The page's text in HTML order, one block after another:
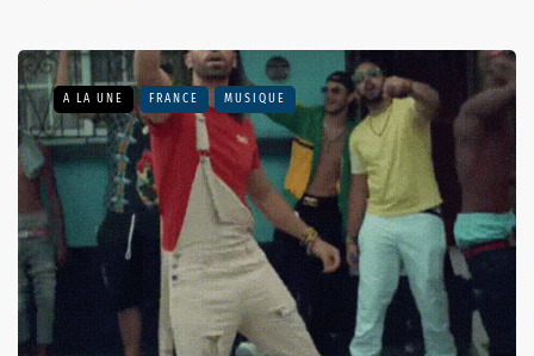
A LA UNE FRANCE MUSIQUE